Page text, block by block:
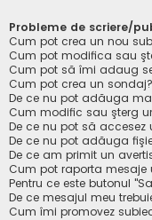
Probleme de scriere/
Cum pot crea un nou
Cum pot modifica sau
Cum pot să îmi adaug
Cum pot crea un sondaj?
De ce nu pot adăuga
Cum modific sau şterg
De ce nu pot să accesez
De ce nu pot adăuga
De ce am primit un
Cum pot raporta mesaje
Pentru ce este butonul
De ce mesajul meu
Cum îmi promovez